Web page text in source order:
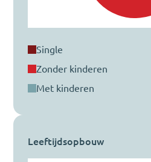
single
zonder kinderen
met kinderen
Leeftijdsopbouw